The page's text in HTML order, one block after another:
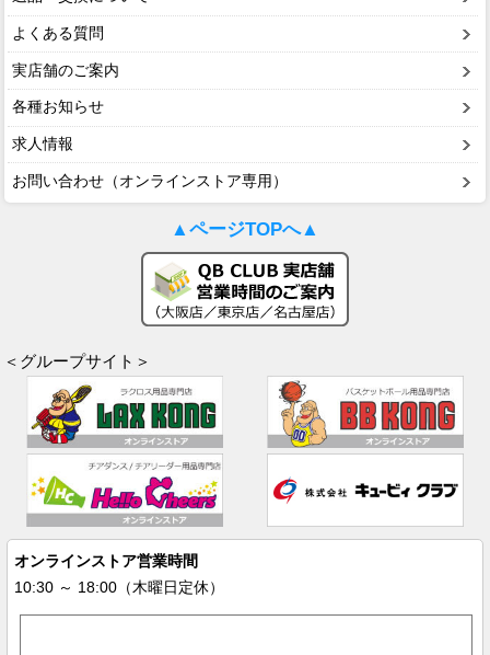
よくある質問
実店舗のご案内
各種お知らせ
求人情報
お問い合わせ（オンラインストア専用）
▲ページTOPへ▲
＜グループサイト＞
オンラインストア営業時間
10:30 ～ 18:00（木曜日定休）